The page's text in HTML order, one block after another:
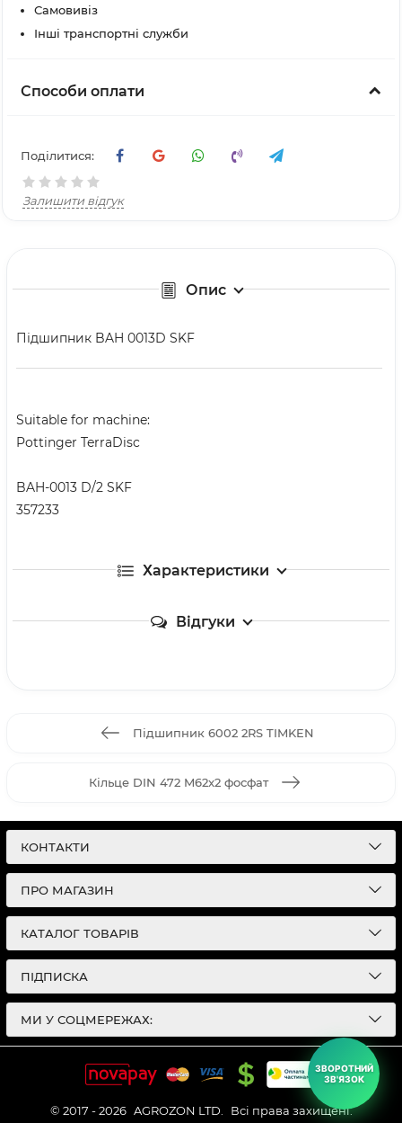
ЗВОРОТНИЙ
ЗВ'ЯЗОК
Самовивіз
Інші транспортні служби
Способи оплати
Поділитися:
Залишити відгук
Опис
Підшипник BAH 0013D SKF
Suitable for machine:
Pottinger TerraDisc
BAH-0013 D/2 SKF
357233
Характеристики
Відгуки
Підшипник 6002 2RS TIMKEN
Кільце DIN 472 M62x2 фосфат
КОНТАКТИ
ПРО МАГАЗИН
КАТАЛОГ ТОВАРІВ
ПІДПИСКА
МИ У СОЦМЕРЕЖАХ:
© 2017 - 2026 AGROZON LTD. Всі права захищені.